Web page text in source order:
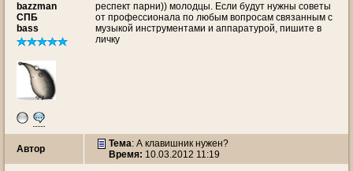
bazzman
СПБ
bass
респект парни)) молодцы. Если будут нужны советы
от профессионала по любым вопросам связанным с
музыкой инструментами и аппаратурой, пишите в
личку
Автор Тема: А клавишник нужен?
Время: 10.03.2012 11:19